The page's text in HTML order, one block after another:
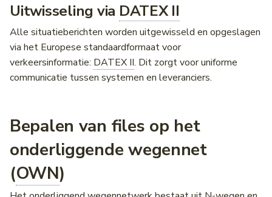
Uitwisseling via DATEX II
Alle situatieberichten worden uitgewisseld en opgeslagen
via het Europese standaardformaat voor
verkeersinformatie: DATEX II. Dit zorgt voor uniforme
communicatie tussen systemen en leveranciers.
Bepalen van files op het
onderliggende wegennet
(OWN)